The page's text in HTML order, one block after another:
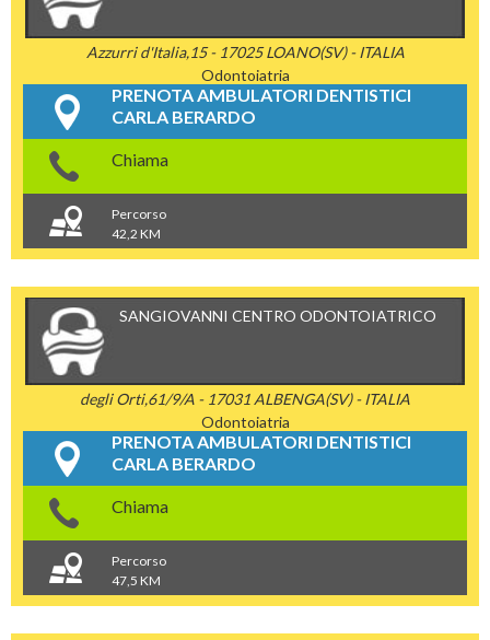
Azzurri d'Italia,15 - 17025 LOANO(SV) - ITALIA
Odontoiatria
PRENOTA AMBULATORI DENTISTICI
CARLA BERARDO
Chiama
Percorso
42,2 KM
SANGIOVANNI CENTRO ODONTOIATRICO
degli Orti,61/9/A - 17031 ALBENGA(SV) - ITALIA
Odontoiatria
PRENOTA AMBULATORI DENTISTICI
CARLA BERARDO
Chiama
Percorso
47,5 KM